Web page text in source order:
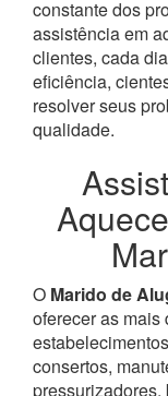
constante dos
assistência em
clientes, cada
eficiência,
resolver seus
qualidade.
O Marido de
oferecer as
consertos,